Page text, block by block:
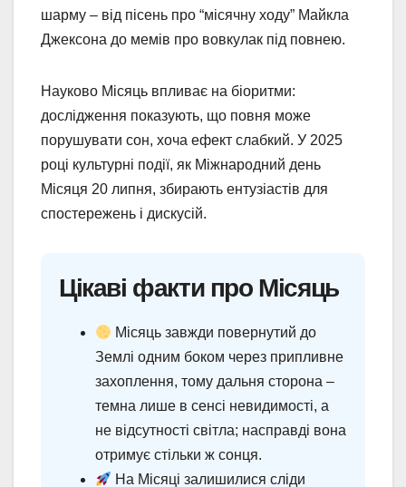
шарму – від пісень про “місячну ходу” Майкла
Джексона до мемів про вовкулак під повнею.
Науково Місяць впливає на біоритми:
дослідження показують, що повня може
порушувати сон, хоча ефект слабкий. У 2025
році культурні події, як Міжнародний день
Місяця 20 липня, збирають ентузіастів для
спостережень і дискусій.
Цікаві факти про Місяць
Місяць завжди повернутий до
Землі одним боком через припливне
захоплення, тому дальня сторона –
темна лише в сенсі невидимості, а
не відсутності світла; насправді вона
отримує стільки ж сонця.
На Місяці залишилися сліди